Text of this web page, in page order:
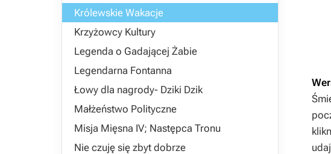
Królewskie Wakacje
Krzyżowcy Kultury
Legenda o Gadającej Żabie
Legendarna Fontanna
Łowy dla nagrody- Dziki Dzik
Małżeństwo Polityczne
Misja Mięsna IV; Następca Tronu
Nie czuję się zbyt dobrze